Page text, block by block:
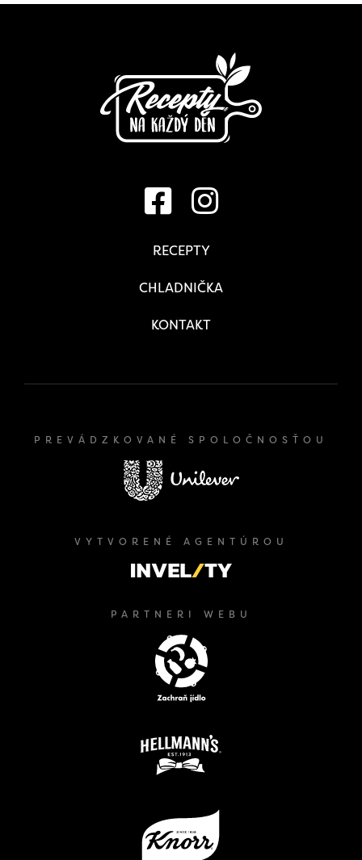
RECEPTY
CHLADNIČKA
KONTAKT
PREVÁDZKOVANÉ SPOLOČNOSŤOU
VYTVORENÉ AGENTÚROU
PARTNERI WEBU